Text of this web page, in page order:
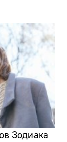
Зодиака